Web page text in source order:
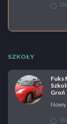
SZKOŁY
Fuks
Groń
Nowy